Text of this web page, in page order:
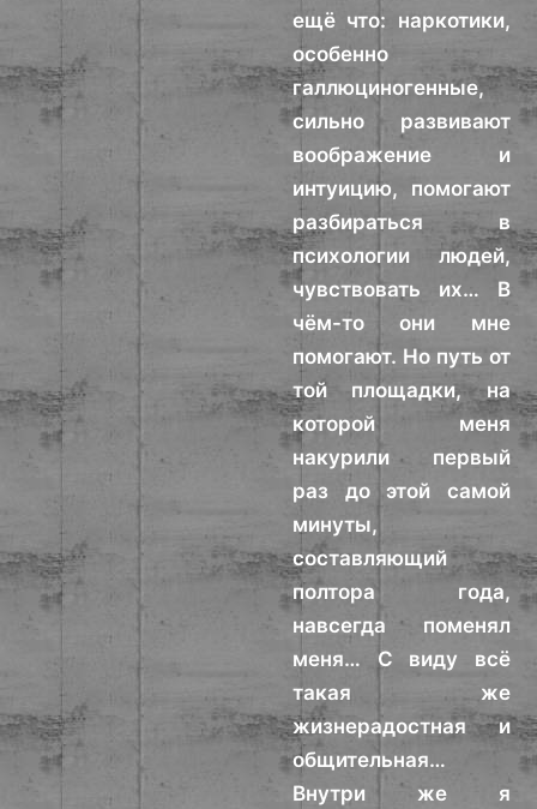
ещё что: наркотики,
особенно
галлюциногенные,
сильно развивают
воображение и
интуицию, помогают
разбираться в
психологии людей,
чувствовать их… В
чём-то они мне
помогают. Но путь от
той площадки, на
которой меня
накурили первый
раз до этой самой
минуты,
составляющий
полтора года,
навсегда поменял
меня… С виду всё
такая же
жизнерадостная и
общительная…
Внутри же я